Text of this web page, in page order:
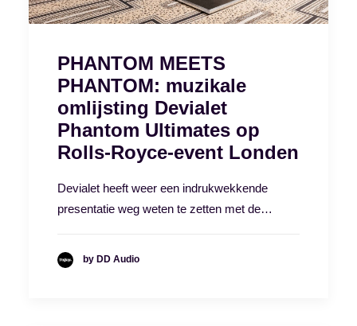
PHANTOM MEETS
PHANTOM: muzikale
omlijsting Devialet
Phantom Ultimates op
Rolls-Royce-event Londen
Devialet heeft weer een indrukwekkende
presentatie weg weten te zetten met de…
by DD Audio